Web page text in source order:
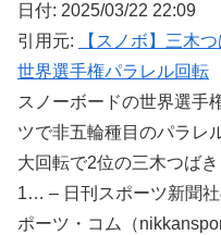
日付: 2025/03/22 22:09
引用元:
【スノボ】三木
世界選手権パラレル回転
スノーボードの世界選手
ツで非五輪種目のパラレ
大回転で2位の三木つば
1… – 日刊スポーツ新聞
ポーツ・コム（